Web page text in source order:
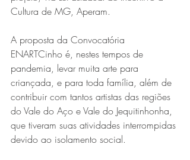
Cultura de MG, Aperam.
A proposta da Convocatória
ENARTCinho é, nestes tempos de
pandemia, levar muita arte para
criançada, e para toda família, além de
contribuir com tantos artistas das regiões
do Vale do Aço e Vale do Jequitinhonha,
que tiveram suas atividades interrompidas
devido ao isolamento social.